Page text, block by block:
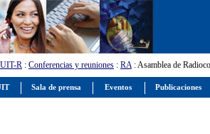
UIT-R : Conferencias y reuniones : RA: Asamblea de
Sala de prensa Eventos Publicaciones